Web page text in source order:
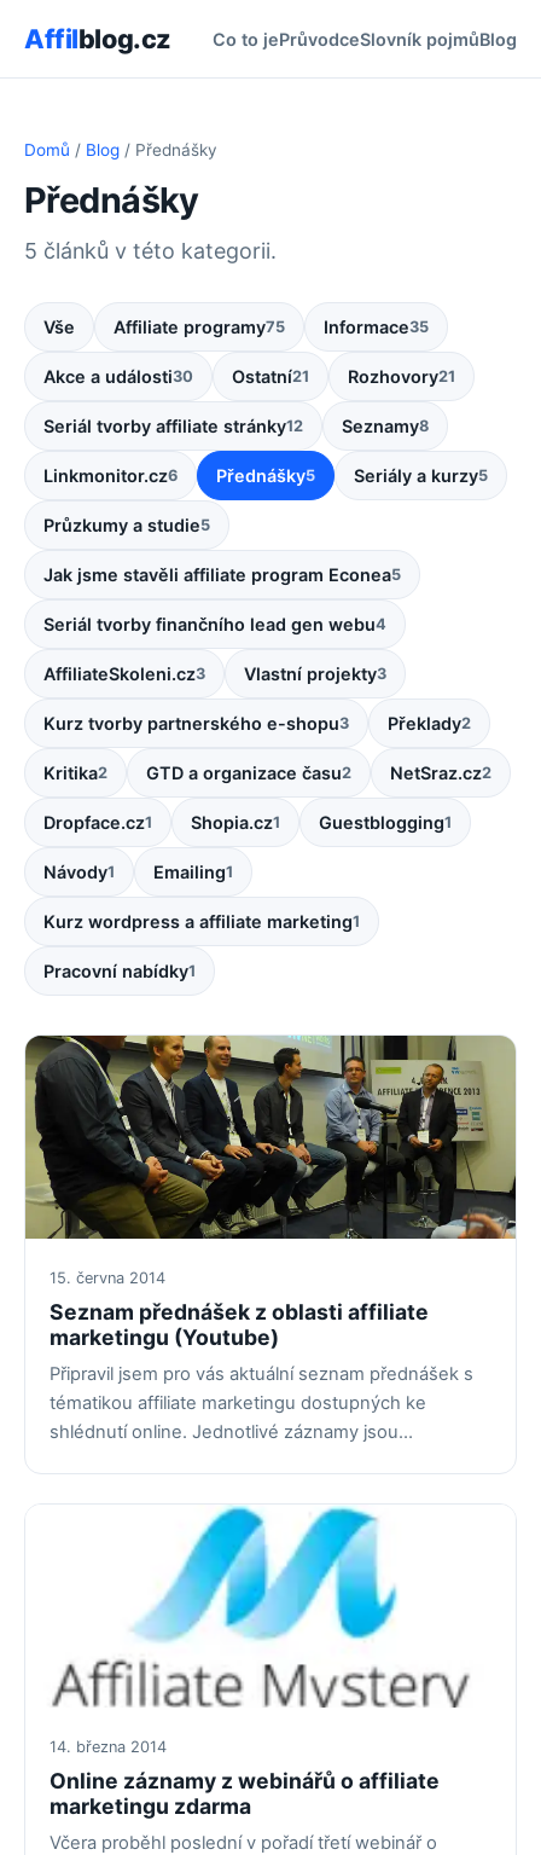
Affilblog.cz Co to jePrůvodceSlovník pojmůBlog
Domů / Blog / Přednášky
Přednášky
5 článků v této kategorii.
Vše Affiliate programy75 Informace35
Akce a události30 Ostatní21 Rozhovory21
Seriál tvorby affiliate stránky12 Seznamy8
Linkmonitor.cz6 Přednášky5 Seriály a kurzy5
Průzkumy a studie5
Jak jsme stavěli affiliate program Econea5
Seriál tvorby finančního lead gen webu4
AffiliateSkoleni.cz3 Vlastní projekty3
Kurz tvorby partnerského e-shopu3 Překlady2
Kritika2 GTD a organizace času2 NetSraz.cz2
Dropface.cz1 Shopia.cz1 Guestblogging1
Návody1 Emailing1
Kurz wordpress a affiliate marketing1
Pracovní nabídky1
15. června 2014
Seznam přednášek z oblasti affiliate
marketingu (Youtube)
Připravil jsem pro vás aktuální seznam přednášek s
tématikou affiliate marketingu dostupných ke
shlédnutí online. Jednotlivé záznamy jsou…
14. března 2014
Online záznamy z webinářů o affiliate
marketingu zdarma
Včera proběhl poslední v pořadí třetí webinář o